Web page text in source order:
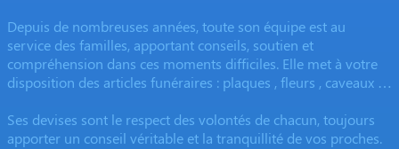
Depuis de nombreuses années, toute son équipe est au
service des familles, apportant conseils, soutien et
compréhension dans ces moments difficiles. Elle met à votre
disposition des articles funéraires : plaques , fleurs , caveaux …
Ses devises sont le respect des volontés de chacun, toujours
apporter un conseil véritable et la tranquillité de vos proches.